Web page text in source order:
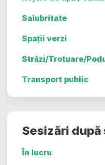
Salubritate
Spații verzi
Străzi/Trotuare/
Transport public
Sesizări
În lucru